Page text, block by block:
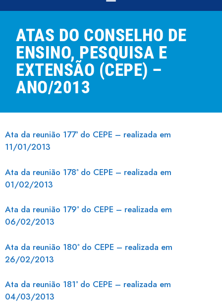
ATAS DO CONSELHO DE
ENSINO, PESQUISA E
EXTENSÃO (CEPE) –
ANO/2013
Ata da reunião 177ª do CEPE – realizada em
11/01/2013
Ata da reunião 178ª do CEPE – realizada em
01/02/2013
Ata da reunião 179ª do CEPE – realizada em
06/02/2013
Ata da reunião 180ª do CEPE – realizada em
26/02/2013
Ata da reunião 181ª do CEPE – realizada em
04/03/2013